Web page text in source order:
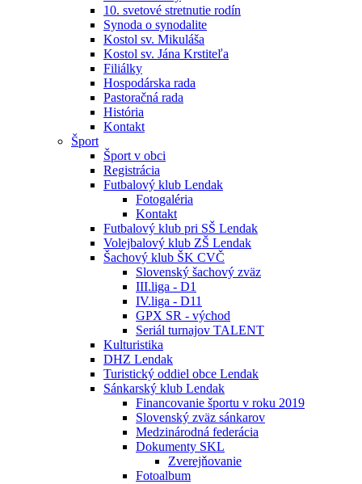
10. svetové stretnutie rodín
Synoda o synodalite
Kostol sv. Mikuláša
Kostol sv. Jána Krstiteľa
Filiálky
Hospodárska rada
Pastoračná rada
História
Kontakt
Šport
Šport v obci
Registrácia
Futbalový klub Lendak
Fotogaléria
Kontakt
Futbalový klub pri SŠ Lendak
Volejbalový klub ZŠ Lendak
Šachový klub ŠK CVČ
Slovenský šachový zväz
III.liga - D1
IV.liga - D11
GPX SR - východ
Seriál turnajov TALENT
Kulturistika
DHZ Lendak
Turistický oddiel obce Lendak
Sánkarský klub Lendak
Financovanie športu v roku 2019
Slovenský zväz sánkarov
Medzinárodná federácia
Dokumenty SKL
Zverejňovanie
Fotoalbum